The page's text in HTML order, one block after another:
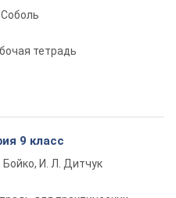
Соболь
тетрадь
9 класс
Бойко, И. Л. Дитчук